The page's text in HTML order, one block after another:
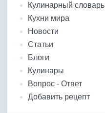
Кулинарный словарь
Кухни мира
Новости
Статьи
Блоги
Кулинары
Вопрос - Ответ
Добавить рецепт